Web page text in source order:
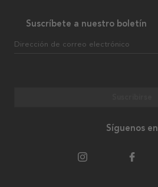
Suscríbete a nuestro boletín
Dirección de correo electrónico
Síguenos en